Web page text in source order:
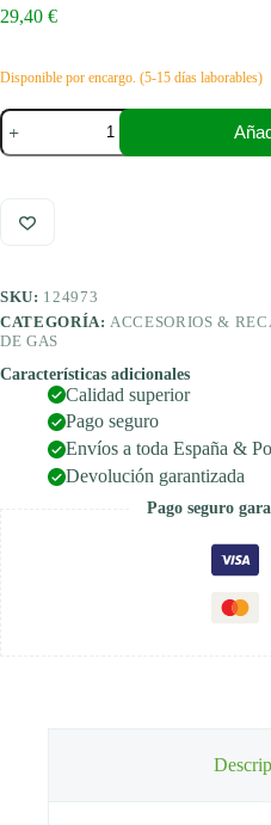
29,40 €
Disponible por encargo. (5-15 días laborables)
Adaptador
clip
on
x
G.2
(W21,8x1/14‘‘)
SKU: 124973
CATEGORÍA: ACCESORIOS &
DE GAS
Características adicionales
Calidad superior
Pago seguro
Envíos a toda España &
Devolución garantizada
Pago seguro